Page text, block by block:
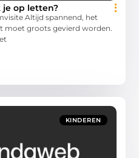
je op letten?
Altijd spannend, het
moet groots gevierd worden.
KINDEREN